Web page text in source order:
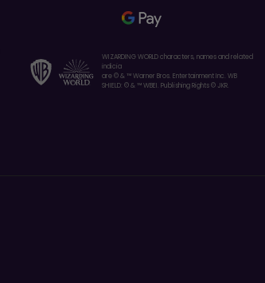
WIZARDING WORLD characters, names and related
indicia
are © & ™ Warner Bros. Entertainment Inc. WB
SHIELD: © & ™ WBEI. Publishing Rights © JKR.